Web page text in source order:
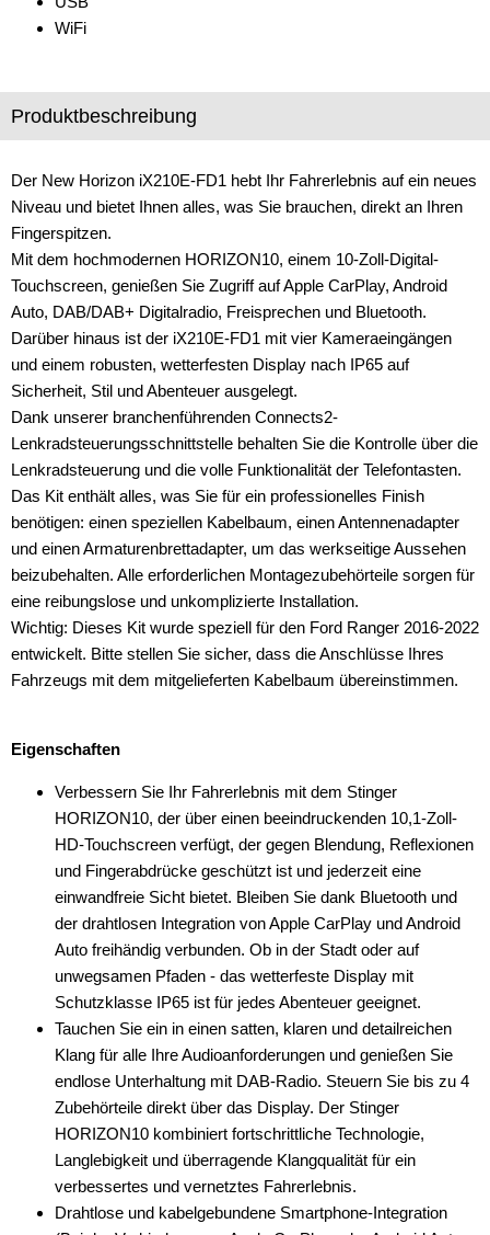
WiFi
Produktbeschreibung
Der New Horizon iX210E-FD1 hebt Ihr Fahrerlebnis auf ein neues
Niveau und bietet Ihnen alles, was Sie brauchen, direkt an Ihren
Fingerspitzen.
Mit dem hochmodernen HORIZON10, einem 10-Zoll-Digital-
Touchscreen, genießen Sie Zugriff auf Apple CarPlay, Android
Auto, DAB/DAB+ Digitalradio, Freisprechen und Bluetooth.
Darüber hinaus ist der iX210E-FD1 mit vier Kameraeingängen
und einem robusten, wetterfesten Display nach IP65 auf
Sicherheit, Stil und Abenteuer ausgelegt.
Dank unserer branchenführenden Connects2-
Lenkradsteuerungsschnittstelle behalten Sie die Kontrolle über die
Lenkradsteuerung und die volle Funktionalität der Telefontasten.
Das Kit enthält alles, was Sie für ein professionelles Finish
benötigen: einen speziellen Kabelbaum, einen Antennenadapter
und einen Armaturenbrettadapter, um das werkseitige Aussehen
beizubehalten. Alle erforderlichen Montagezubehörteile sorgen für
eine reibungslose und unkomplizierte Installation.
Wichtig: Dieses Kit wurde speziell für den Ford Ranger 2016-2022
entwickelt. Bitte stellen Sie sicher, dass die Anschlüsse Ihres
Fahrzeugs mit dem mitgelieferten Kabelbaum übereinstimmen.
Eigenschaften
Verbessern Sie Ihr Fahrerlebnis mit dem Stinger
HORIZON10, der über einen beeindruckenden 10,1-Zoll-
HD-Touchscreen verfügt, der gegen Blendung, Reflexionen
und Fingerabdrücke geschützt ist und jederzeit eine
einwandfreie Sicht bietet. Bleiben Sie dank Bluetooth und
der drahtlosen Integration von Apple CarPlay und Android
Auto freihändig verbunden. Ob in der Stadt oder auf
unwegsamen Pfaden - das wetterfeste Display mit
Schutzklasse IP65 ist für jedes Abenteuer geeignet.
Tauchen Sie ein in einen satten, klaren und detailreichen
Klang für alle Ihre Audioanforderungen und genießen Sie
endlose Unterhaltung mit DAB-Radio. Steuern Sie bis zu 4
Zubehörteile direkt über das Display. Der Stinger
HORIZON10 kombiniert fortschrittliche Technologie,
Langlebigkeit und überragende Klangqualität für ein
verbessertes und vernetztes Fahrerlebnis.
Drahtlose und kabelgebundene Smartphone-Integration